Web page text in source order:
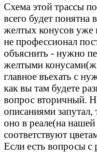
Схема этой трассы
всего будет понятна
желтых конусов
не профессионал
объяснить - нужно
желтыми
главное въехать с
как вы там будете
вопрос вторичный.
описаниями
оно в реале(на
соответствуют
Если есть вопросы с